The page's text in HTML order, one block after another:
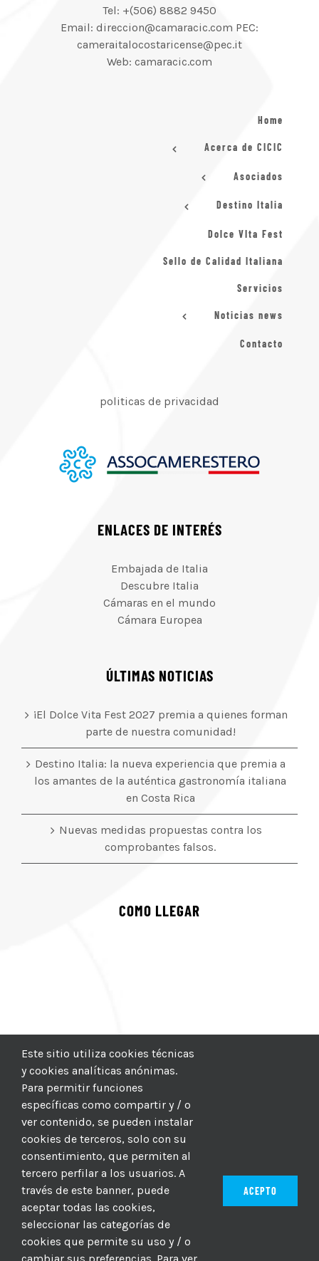
Tel: +(506) 8882 9450
Email: direccion@camaracic.com PEC:
cameraitalocostaricense@pec.it
Web: camaracic.com
Home
Acerca de CICIC
Asociados
Destino Italia
Dolce VIta Fest
Sello de Calidad Italiana
Servicios
Noticias news
Contacto
politicas de privacidad
ENLACES DE INTERÉS
Embajada de Italia
Descubre Italia
Cámaras en el mundo
Cámara Europea
ÚLTIMAS NOTICIAS
¡El Dolce Vita Fest 2027 premia a quienes forman
parte de nuestra comunidad!
Destino Italia: la nueva experiencia que premia a
los amantes de la auténtica gastronomía italiana
en Costa Rica
Nuevas medidas propuestas contra los
comprobantes falsos.
COMO LLEGAR
© 2012–2025 |CICIC| Hosting: Hosting Para PYMES
MBAGIO.COM
| Todos los derechos reservados
Este sitio utiliza cookies técnicas
y cookies analíticas anónimas.
Para permitir funciones
específicas como compartir y / o
ver contenido, se pueden instalar
cookies de terceros, solo con su
consentimiento, que permiten al
tercero perfilar a los usuarios. A
través de este banner, puede
aceptar todas las cookies,
seleccionar las categorías de
cookies que permite su uso y / o
ACEPTO